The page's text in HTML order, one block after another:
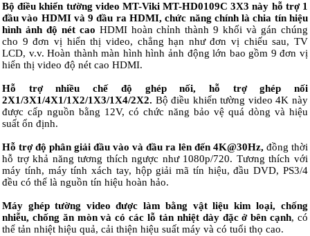
Bộ điều khiển tường video MT-Viki MT-HD0109C 3X3 này hỗ trợ 1
đầu vào HDMI và 9 đầu ra HDMI, chức năng chính là chia tín hiệu
hình ảnh độ nét cao HDMI hoàn chỉnh thành 9 khối và gán chúng
cho 9 đơn vị hiển thị video, chẳng hạn như đơn vị chiếu sau, TV
LCD, v.v. Hoàn thành màn hình hình ảnh động lớn bao gồm 9 đơn vị
hiển thị video độ nét cao HDMI.
Hỗ trợ nhiều chế độ ghép nối, hỗ trợ ghép nối
2X1/3X1/4X1/1X2/1X3/1X4/2X2. Bộ điều khiển tường video 4K này
được cấp nguồn bằng 12V, có chức năng bảo vệ quá dòng và hiệu
suất ổn định.
Hỗ trợ độ phân giải đầu vào và đầu ra lên đến 4K@30Hz, đồng thời
hỗ trợ khả năng tương thích ngược như 1080p/720. Tương thích với
máy tính, máy tính xách tay, hộp giải mã tín hiệu, đầu DVD, PS3/4
đều có thể là nguồn tín hiệu hoàn hảo.
Máy ghép tường video được làm bằng vật liệu kim loại, chống
nhiễu, chống ăn mòn và có các lỗ tản nhiệt dày đặc ở bên cạnh, có
thể tản nhiệt hiệu quả, cải thiện hiệu suất máy và có tuổi thọ cao.